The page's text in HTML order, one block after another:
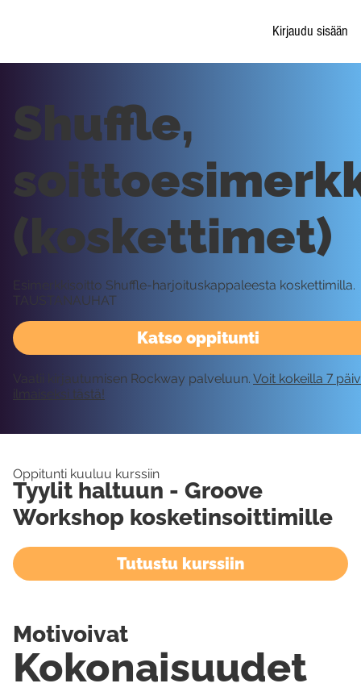
Kirjaudu sisään
Katso oppitunti
Shuffle,
(koskettimet)
Esimerkkisoitto Shuffle-harjoituskappaleesta koskettimilla.
TAUSTANAUHAT
Vaatii kirjautumisen Rockway palveluun. Voit kokeilla 7
ilmaiseksi tästä!
Oppitunti kuuluu kurssiin
Tyylit haltuun - Groove
Workshop kosketinsoittimille
Tutustu kurssiin
Kokonaisuudet
Motivoivat